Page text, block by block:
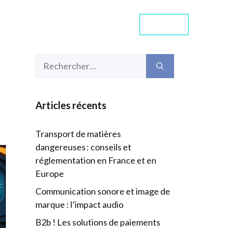
Articles récents
Transport de matières
dangereuses : conseils et
réglementation en France et en
Europe
Communication sonore et image de
marque : l’impact audio
B2b ! Les solutions de paiements